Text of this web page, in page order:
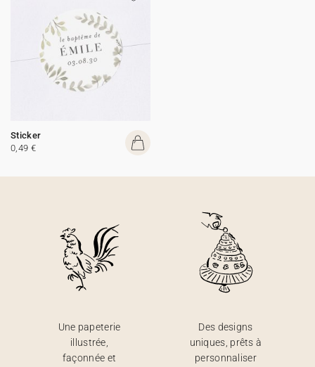
Sticker
0,49 €
Une papeterie
illustrée,
façonnée et
Des designs
uniques, prêts à
personnaliser